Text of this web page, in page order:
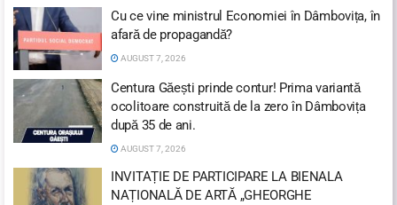
Cu ce vine ministrul Economiei în Dâmbovița, în
afară de propagandă?
AUGUST 7, 2026
Centura Găești prinde contur! Prima variantă
ocolitoare construită de la zero în Dâmbovița
după 35 de ani.
AUGUST 7, 2026
INVITAȚIE DE PARTICIPARE LA BIENALA
NAȚIONALĂ DE ARTĂ „GHEORGHE